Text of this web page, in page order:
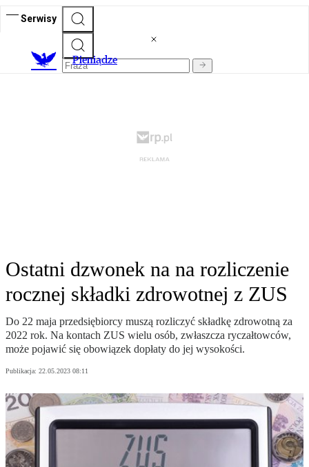
Serwisy
Pieniądze
Ostatni dzwonek na na rozliczenie
rocznej składki zdrowotnej z ZUS
Do 22 maja przedsiębiorcy muszą rozliczyć składkę zdrowotną za
2022 rok. Na kontach ZUS wielu osób, zwłaszcza ryczałtowców,
może pojawić się obowiązek dopłaty do jej wysokości.
Publikacja: 22.05.2023 08:11